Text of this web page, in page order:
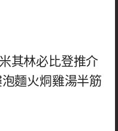
其林必比登推介
麵火烔雞湯半筋